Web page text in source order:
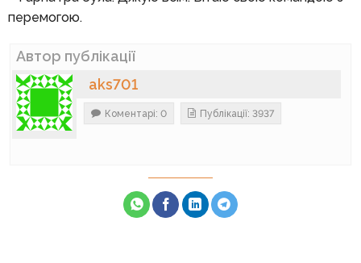
перемогою.
Автор публікації
aks701
Коментарі: 0 Публікації: 3937